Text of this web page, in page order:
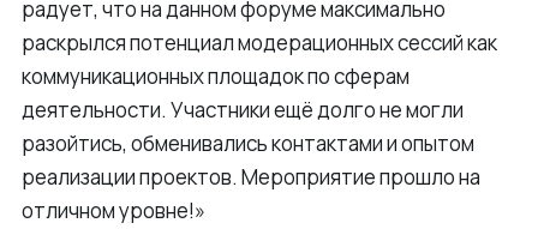
радует, что на данном форуме максимально
раскрылся потенциал модерационных сессий как
коммуникационных площадок по сферам
деятельности. Участники ещё долго не могли
разойтись, обменивались контактами и опытом
реализации проектов. Мероприятие прошло на
отличном уровне!»